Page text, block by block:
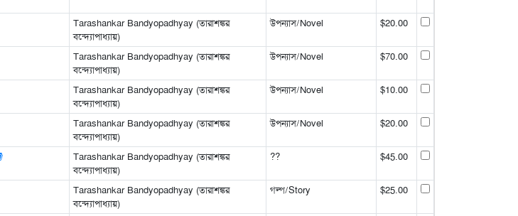
Tarashankar Bandyopadhyay (তারাশঙ্কর
বন্দ্যোপাধ্যায়)
উপন্যাস/Novel $20.00
Tarashankar Bandyopadhyay (তারাশঙ্কর
বন্দ্যোপাধ্যায়)
উপন্যাস/Novel $70.00
Tarashankar Bandyopadhyay (তারাশঙ্কর
বন্দ্যোপাধ্যায়)
উপন্যাস/Novel $10.00
Tarashankar Bandyopadhyay (তারাশঙ্কর
বন্দ্যোপাধ্যায়)
উপন্যাস/Novel $20.00
Tarashankar Bandyopadhyay (তারাশঙ্কর
বন্দ্যোপাধ্যায়)
?? $45.00
Tarashankar Bandyopadhyay (তারাশঙ্কর
বন্দ্যোপাধ্যায়)
গল্প/Story $25.00